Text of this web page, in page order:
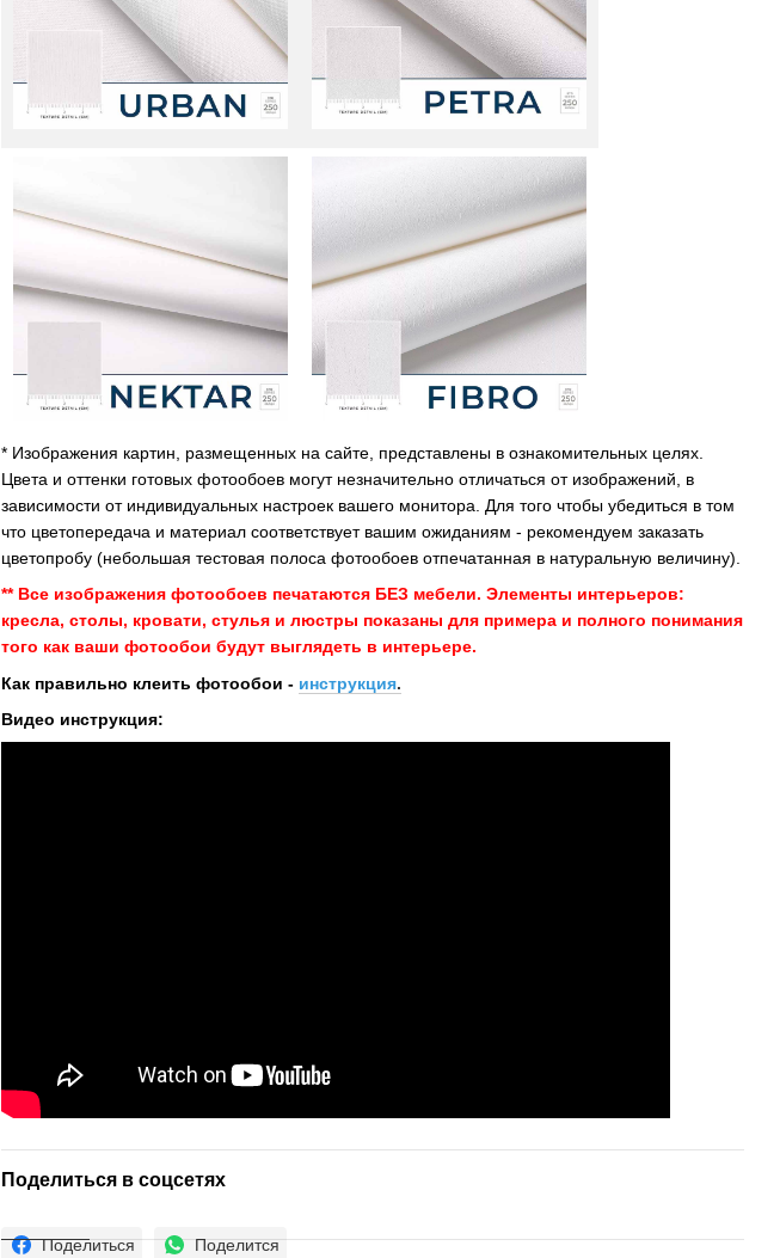
* Изображения картин, размещенных на сайте, представлены в ознакомительных целях.
Цвета и оттенки готовых фотообоев могут незначительно отличаться от изображений, в
зависимости от индивидуальных настроек вашего монитора. Для того чтобы убедиться в том
что цветопередача и материал соответствует вашим ожиданиям - рекомендуем заказать
цветопробу (небольшая тестовая полоса фотообоев отпечатанная в натуральную величину).
** Все изображения фотообоев печатаются БЕЗ мебели. Элементы интерьеров:
кресла, столы, кровати, стулья и люстры показаны для примера и полного понимания
того как ваши фотообои будут выглядеть в интерьере.
Как правильно клеить фотообои - инструкция.
Видео инструкция:
Поделиться в соцсетях
Поделиться Поделится